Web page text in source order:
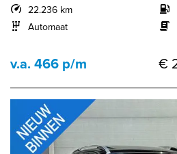
22.236 km
Automaat
v.a. 466 p/m €